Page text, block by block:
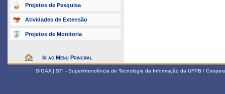
Projetos de Pesquisa
Atividades de Extensão
Projetos de Monitoria
Ir ao Menu Principal
SIGAA | STI - Superintendência de Tecnologia da Informação da UFPB /